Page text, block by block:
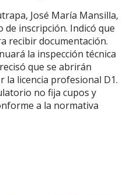
José María Mansilla,
de inscripción. Indicó que
recibir documentación.
la inspección técnica
que se abrirán
licencia profesional D1.
no fija cupos y
a la normativa